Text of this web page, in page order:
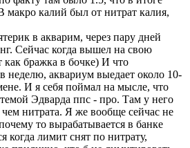
калий был от нитрат калия,
в акварим, через пару дней
Сейчас когда вышел на свою
как бражка в бочке) И что
неделю, аквариум выедает около 10-
И я себя поймал на мысле, что
Эдварда ппс - про. Там у него
нитрата. Я же вообще сейчас не
то вырабатывается в банке
когда лимит снят по нитрату,